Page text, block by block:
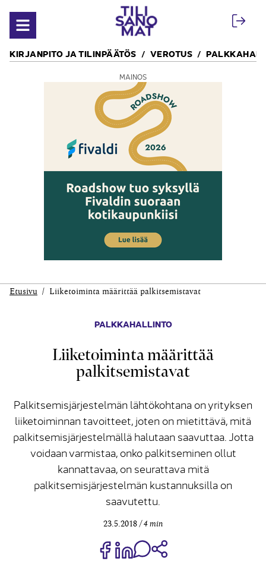
Avaa valikko
KIRJANPITO JA TILINPÄÄTÖS VEROTUS
MAINOS
Etusivu Liiketoiminta määrittää palkitsemistavat
PALKKAHALLINTO
Liiketoiminta määrittää
palkitsemistavat
Palkitsemisjärjestelmän lähtökohtana on yrityksen
liiketoiminnan tavoitteet, joten on mietittävä, mitä
palkitsemisjärjestelmällä halutaan saavuttaa. Jotta
voidaan varmistaa, onko palkitseminen ollut
kannattavaa, on seurattava mitä
palkitsemisjärjestelmän kustannuksilla on
saavutettu.
23.5.2018 4 min
Jaa Share on Facebook
Jaa Share on LinkedIn
Jaa WhatsApp-viestinä